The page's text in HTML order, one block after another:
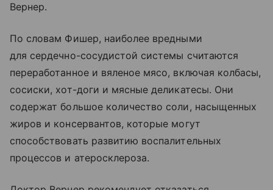
Вернер.
По словам Фишер, наиболее вредными
для сердечно-сосудистой системы считаются
переработанное и вяленое мясо, включая колбасы,
сосиски, хот-доги и мясные деликатесы. Они
содержат большое количество соли, насыщенных
жиров и консервантов, которые могут
способствовать развитию воспалительных
процессов и атеросклероза.